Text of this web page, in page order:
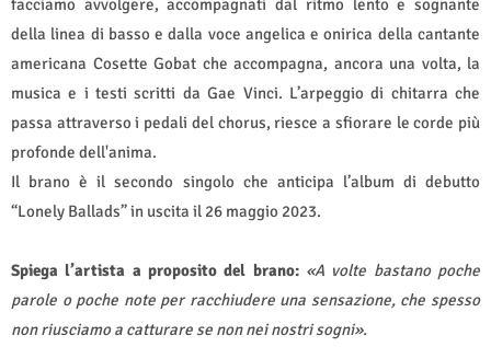
facciamo avvolgere, accompagnati dal ritmo lento e sognante
della linea di basso e dalla voce angelica e onirica della cantante
americana Cosette Gobat che accompagna, ancora una volta, la
musica e i testi scritti da Gae Vinci. L’arpeggio di chitarra che
passa attraverso i pedali del chorus, riesce a sfiorare le corde più
profonde dell'anima.
Il brano è il secondo singolo che anticipa l’album di debutto
“Lonely Ballads” in uscita il 26 maggio 2023.
Spiega l’artista a proposito del brano: «A volte bastano poche
parole o poche note per racchiudere una sensazione, che spesso
non riusciamo a catturare se non nei nostri sogni».